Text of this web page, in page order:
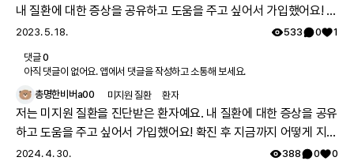
내 질환에 대한 증상을 공유하고 도움을 주고 싶어서 가입했어요! 확
진 후 경험담 공유 바래요💪🏻
2023. 5. 18. 533 0 1
댓글0
아직 댓글이 없어요. 앱에서 댓글을 작성하고 소통해 보세요.
총명한비버a00
미지원 질환 환자
저는 미지원 질환을 진단받은 환자예요. 내 질환에 대한 증상을 공유
하고 도움을 주고 싶어서 가입했어요! 확진 후 지금까지 어떻게 지내
는지 궁금해요 🔍
2024. 4. 30. 388 0 0